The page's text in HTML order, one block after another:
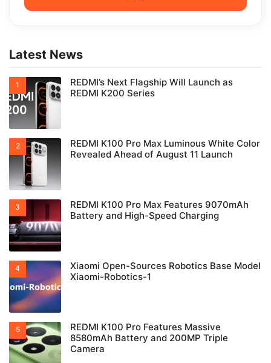
Latest News
REDMI’s Next Flagship Will Launch as
REDMI K200 Series
REDMI K100 Pro Max Luminous White Color
Revealed Ahead of August 11 Launch
REDMI K100 Pro Max Features 9070mAh
Battery and High-Speed Charging
Xiaomi Open-Sources Robotics Base Model
Xiaomi-Robotics-1
REDMI K100 Pro Features Massive
8580mAh Battery and 200MP Triple
Camera